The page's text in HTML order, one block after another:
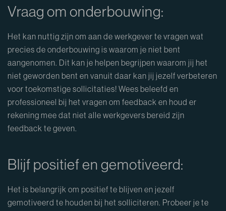
Vraag om onderbouwing:
Het kan nuttig zijn om aan de werkgever te vragen wat
precies de onderbouwing is waarom je niet bent
aangenomen. Dit kan je helpen begrijpen waarom jij het
niet geworden bent en vanuit daar kan jij jezelf verbeteren
voor toekomstige sollicitaties! Wees beleefd en
professioneel bij het vragen om feedback en houd er
rekening mee dat niet alle werkgevers bereid zijn
feedback te geven.
Blijf positief en gemotiveerd:
Het is belangrijk om positief te blijven en jezelf
gemotiveerd te houden bij het solliciteren. Probeer je te